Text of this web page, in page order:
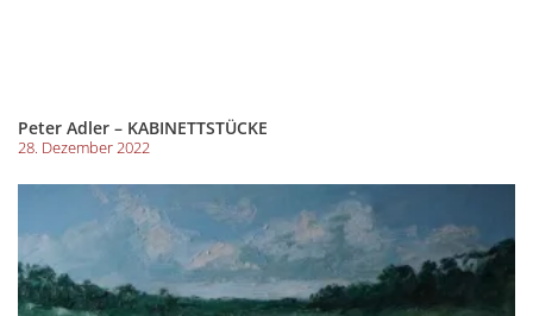
Peter Adler – KABINETTSTÜCKE
28. Dezember 2022